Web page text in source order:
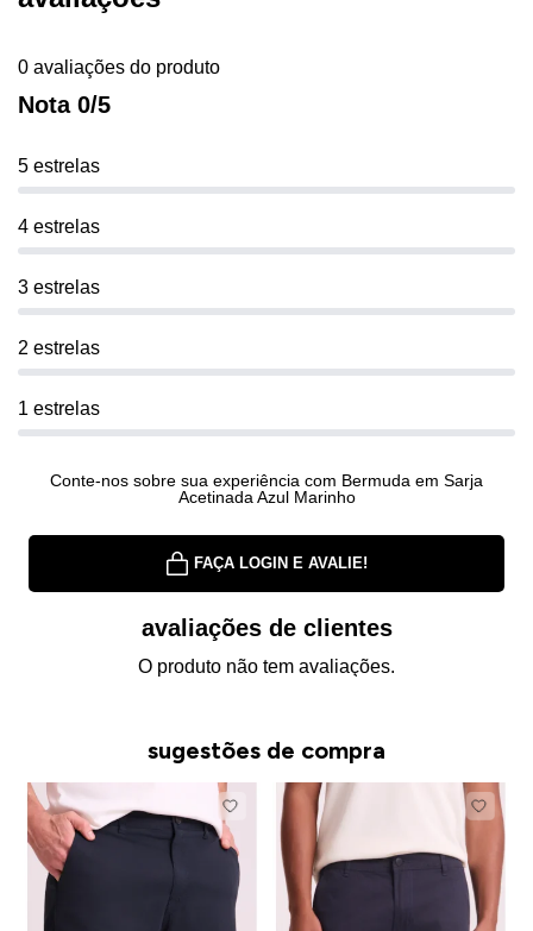
0 avaliações do produto
Nota 0/5
5 estrelas
4 estrelas
3 estrelas
2 estrelas
1 estrelas
Conte-nos sobre sua experiência com Bermuda em Sarja
Acetinada Azul Marinho
FAÇA LOGIN E AVALIE!
avaliações de clientes
O produto não tem avaliações.
sugestões de compra